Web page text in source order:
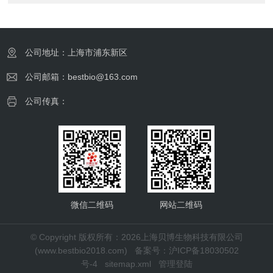
公司地址：上海市浦东新区
公司邮箱：bestbio@163.com
公司传真：
微信二维码 网站二维码
© Copyright 版权所有：2026上海贝博生物科技有限公司
(www.bestbio2018.com) 备案号：沪ICP备18030502
号-4
sitemap.xml 管理登陆